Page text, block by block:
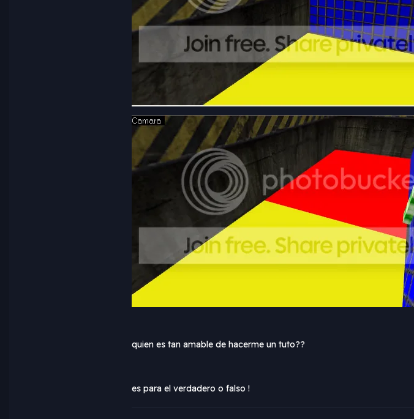
quien es tan amable de hacerme un tuto??
es para el verdadero o falso !